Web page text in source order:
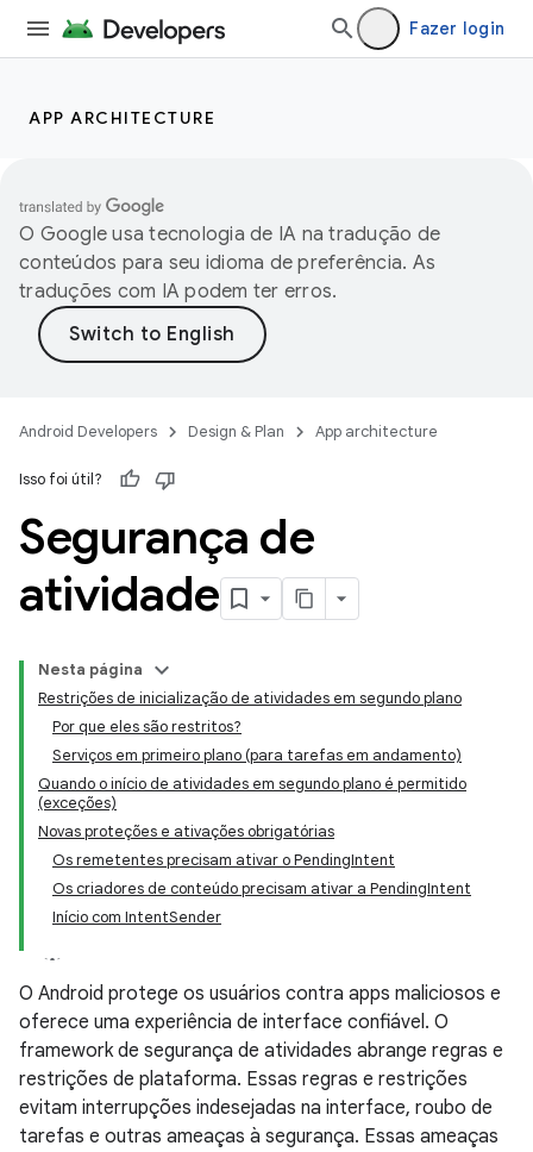
Fazer login
APP ARCHITECTURE
O Google usa tecnologia de IA na tradução de
conteúdos para seu idioma de preferência. As
traduções com IA podem ter erros.
Android Developers Design & Plan App architecture
Isso foi útil?
Segurança de
atividade
Nesta página
Restrições de inicialização de atividades em segundo plano
Por que eles são restritos?
Serviços em primeiro plano (para tarefas em andamento)
Quando o início de atividades em segundo plano é permitido
(exceções)
Novas proteções e ativações obrigatórias
Os remetentes precisam ativar o PendingIntent
Os criadores de conteúdo precisam ativar a PendingIntent
Início com IntentSender
O Android protege os usuários contra apps maliciosos e
oferece uma experiência de interface confiável. O
framework de segurança de atividades abrange regras e
restrições de plataforma. Essas regras e restrições
evitam interrupções indesejadas na interface, roubo de
tarefas e outras ameaças à segurança. Essas ameaças